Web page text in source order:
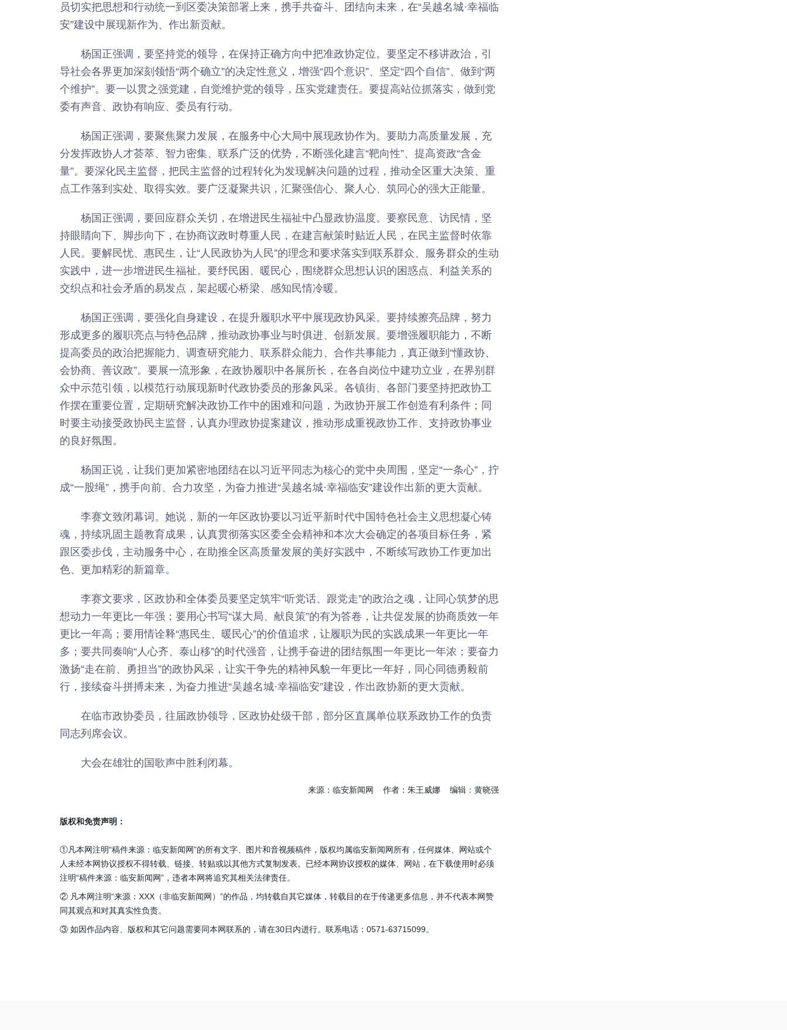
员切实把思想和行动统一到区委决策部署上来，携手共奋斗、团结向未来，在“吴越名城·幸福临
安”建设中展现新作为、作出新贡献。
杨国正强调，要坚持党的领导，在保持正确方向中把准政协定位。要坚定不移讲政治，引
导社会各界更加深刻领悟“两个确立”的决定性意义，增强“四个意识”、坚定“四个自信”、做到“两
个维护”。要一以贯之强党建，自觉维护党的领导，压实党建责任。要提高站位抓落实，做到党
委有声音、政协有响应、委员有行动。
杨国正强调，要聚焦聚力发展，在服务中心大局中展现政协作为。要助力高质量发展，充
分发挥政协人才荟萃、智力密集、联系广泛的优势，不断强化建言“靶向性”、提高资政“含金
量”。要深化民主监督，把民主监督的过程转化为发现解决问题的过程，推动全区重大决策、重
点工作落到实处、取得实效。要广泛凝聚共识，汇聚强信心、聚人心、筑同心的强大正能量。
杨国正强调，要回应群众关切，在增进民生福祉中凸显政协温度。要察民意、访民情，坚
持眼睛向下、脚步向下，在协商议政时尊重人民，在建言献策时贴近人民，在民主监督时依靠
人民。要解民忧、惠民生，让“人民政协为人民”的理念和要求落实到联系群众、服务群众的生动
实践中，进一步增进民生福祉。要纾民困、暖民心，围绕群众思想认识的困惑点、利益关系的
交织点和社会矛盾的易发点，架起暖心桥梁、感知民情冷暖。
杨国正强调，要强化自身建设，在提升履职水平中展现政协风采。要持续擦亮品牌，努力
形成更多的履职亮点与特色品牌，推动政协事业与时俱进、创新发展。要增强履职能力，不断
提高委员的政治把握能力、调查研究能力、联系群众能力、合作共事能力，真正做到“懂政协、
会协商、善议政”。要展一流形象，在政协履职中各展所长，在各自岗位中建功立业，在界别群
众中示范引领，以模范行动展现新时代政协委员的形象风采。各镇街、各部门要坚持把政协工
作摆在重要位置，定期研究解决政协工作中的困难和问题，为政协开展工作创造有利条件；同
时要主动接受政协民主监督，认真办理政协提案建议，推动形成重视政协工作、支持政协事业
的良好氛围。
杨国正说，让我们更加紧密地团结在以习近平同志为核心的党中央周围，坚定“一条心”，拧
成“一股绳”，携手向前、合力攻坚，为奋力推进“吴越名城·幸福临安”建设作出新的更大贡献。
李赛文致闭幕词。她说，新的一年区政协要以习近平新时代中国特色社会主义思想凝心铸
魂，持续巩固主题教育成果，认真贯彻落实区委全会精神和本次大会确定的各项目标任务，紧
跟区委步伐，主动服务中心，在助推全区高质量发展的美好实践中，不断续写政协工作更加出
色、更加精彩的新篇章。
李赛文要求，区政协和全体委员要坚定筑牢“听党话、跟党走”的政治之魂，让同心筑梦的思
想动力一年更比一年强；要用心书写“谋大局、献良策”的有为答卷，让共促发展的协商质效一年
更比一年高；要用情诠释“惠民生、暖民心”的价值追求，让履职为民的实践成果一年更比一年
多；要共同奏响“人心齐、泰山移”的时代强音，让携手奋进的团结氛围一年更比一年浓；要奋力
激扬“走在前、勇担当”的政协风采，让实干争先的精神风貌一年更比一年好，同心同德勇毅前
行，接续奋斗拼搏未来，为奋力推进“吴越名城·幸福临安”建设，作出政协新的更大贡献。
在临市政协委员，往届政协领导，区政协处级干部，部分区直属单位联系政协工作的负责
同志列席会议。
大会在雄壮的国歌声中胜利闭幕。
来源：临安新闻网 作者：朱王威娜 编辑：黄晓强
版权和免责声明：
①凡本网注明“稿件来源：临安新闻网”的所有文字、图片和音视频稿件，版权均属临安新闻网所有，任何媒体、网站或个
人未经本网协议授权不得转载、链接、转贴或以其他方式复制发表。已经本网协议授权的媒体、网站，在下载使用时必须
注明“稿件来源：临安新闻网”，违者本网将追究其相关法律责任。
② 凡本网注明“来源：XXX（非临安新闻网）”的作品，均转载自其它媒体，转载目的在于传递更多信息，并不代表本网赞
同其观点和对其真实性负责。
③ 如因作品内容、版权和其它问题需要同本网联系的，请在30日内进行。联系电话：0571-63715099。